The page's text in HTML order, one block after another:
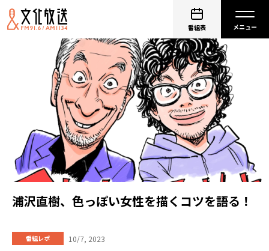
番組表
浦沢直樹、色っぽい女性を描くコツを語る！
番組レポ 10/7, 2023